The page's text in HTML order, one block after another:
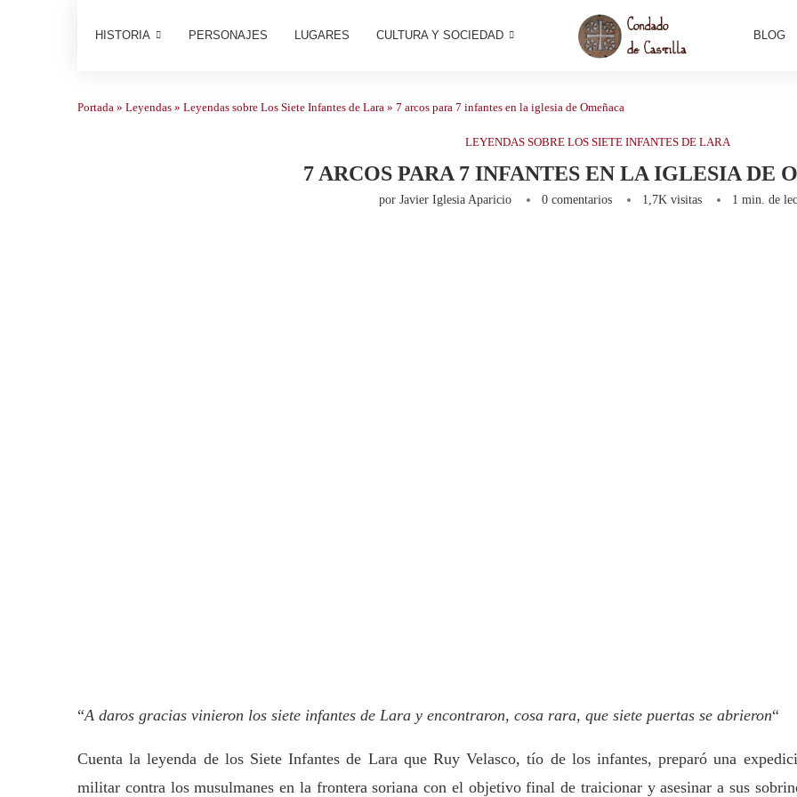
HISTORIA PERSONAJES LUGARES CULTURA Y SOCIEDAD BLOG
Portada » Leyendas » Leyendas sobre Los Siete Infantes de Lara » 7 arcos para 7 infantes en la iglesia de Omeñaca
LEYENDAS SOBRE LOS SIETE INFANTES DE LARA
7 ARCOS PARA 7 INFANTES EN LA IGLESIA DE
por Javier Iglesia Aparicio 0 comentarios 1,7Kvisitas 1 min. de
“A daros gracias vinieron los siete infantes de Lara y encontraron, cosa rara, que siete puertas se abrieron“
Cuenta la leyenda de los Siete Infantes de Lara que Ruy Velasco, tío de los infantes, preparó una
militar contra los musulmanes en la frontera soriana con el objetivo final de traicionar y asesinar a sus